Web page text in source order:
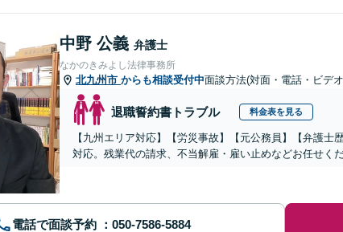
中野 公義 弁護士
なかのきみよし法律事務所
北九州市 からも相談受付中面談方法(対面・電話・ビデ
退職誓約書トラブル 料金表を見る
【九州エリア対応】【労災事故】【元公務員】【弁護
対応。残業代の請求、不当解雇・雇い止めなどお任せく
電話で面談予約